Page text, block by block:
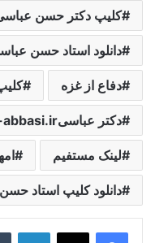
کلیپ دکتر حسن
دانلود استاد حسن
دفاع از غزه
دکتر عباسیdr-abbasi.ir
لینک مستفیم
دانلود کلیپ استاد